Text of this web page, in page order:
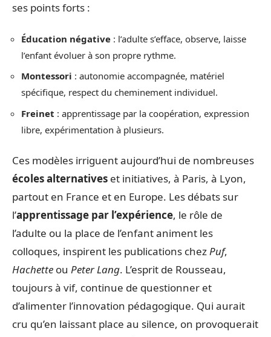
ses points forts :
Éducation négative : l’adulte s’efface, observe, laisse
l’enfant évoluer à son propre rythme.
Montessori : autonomie accompagnée, matériel
spécifique, respect du cheminement individuel.
Freinet : apprentissage par la coopération, expression
libre, expérimentation à plusieurs.
Ces modèles irriguent aujourd’hui de nombreuses
écoles alternatives et initiatives, à Paris, à Lyon,
partout en France et en Europe. Les débats sur
l’apprentissage par l’expérience, le rôle de
l’adulte ou la place de l’enfant animent les
colloques, inspirent les publications chezPuf,
Hachette ou Peter Lang. L’esprit de Rousseau,
toujours à vif, continue de questionner et
d’alimenter l’innovation pédagogique. Qui aurait
cru qu’en laissant place au silence, on provoquerait